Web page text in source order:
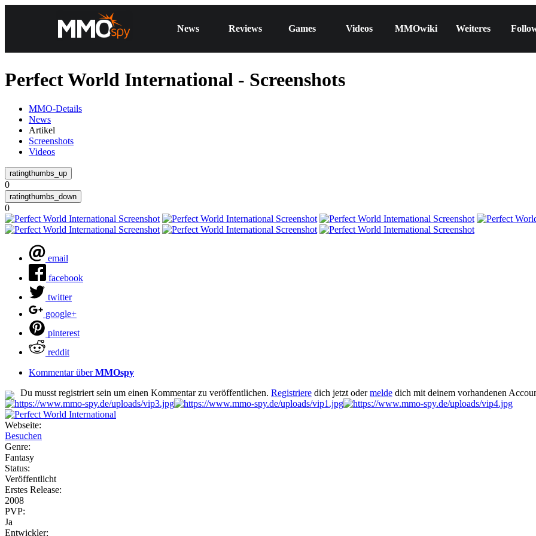
News Reviews Games Videos MMOwiki Weiteres
Perfect World International - Screenshots
MMO-Details
News
Artikel
Screenshots
Videos
0
0
email
facebook
twitter
google+
pinterest
reddit
Kommentar überMMOspy
Du musst registriert sein um einen Kommentar zu veröffentlichen. Registriere dich jetzt odermelde dich mit deinem vorhandenen
Webseite:
Besuchen
Genre:
Fantasy
Status:
Veröffentlicht
Erstes Release:
2008
PVP:
Ja
Entwickler: